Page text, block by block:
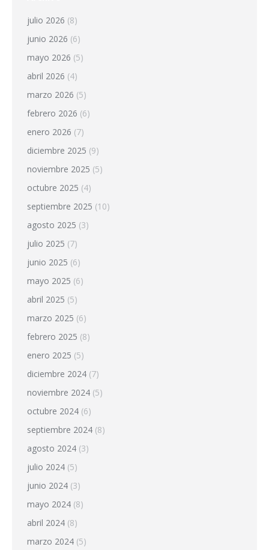
julio 2026 (8)
junio 2026 (6)
mayo 2026 (5)
abril 2026 (4)
marzo 2026 (5)
febrero 2026 (6)
enero 2026 (7)
diciembre 2025 (9)
noviembre 2025 (5)
octubre 2025 (4)
septiembre 2025 (10)
agosto 2025 (3)
julio 2025 (7)
junio 2025 (6)
mayo 2025 (6)
abril 2025 (5)
marzo 2025 (6)
febrero 2025 (8)
enero 2025 (5)
diciembre 2024 (7)
noviembre 2024 (5)
octubre 2024 (6)
septiembre 2024 (8)
agosto 2024 (3)
julio 2024 (5)
junio 2024 (3)
mayo 2024 (8)
abril 2024 (8)
marzo 2024 (5)